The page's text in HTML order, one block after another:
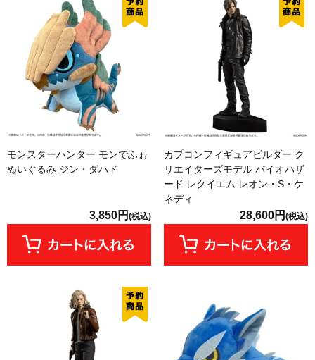
モンスターハンター モンでふぉ
ぬいぐるみ ジン・ダハド
3,850円 (税込)
カプコンフィギュアビルダー ク
リエイターズモデル バイオハザ
ード レクイエム レオン・S・ケ
ネディ
28,600円 (税込)